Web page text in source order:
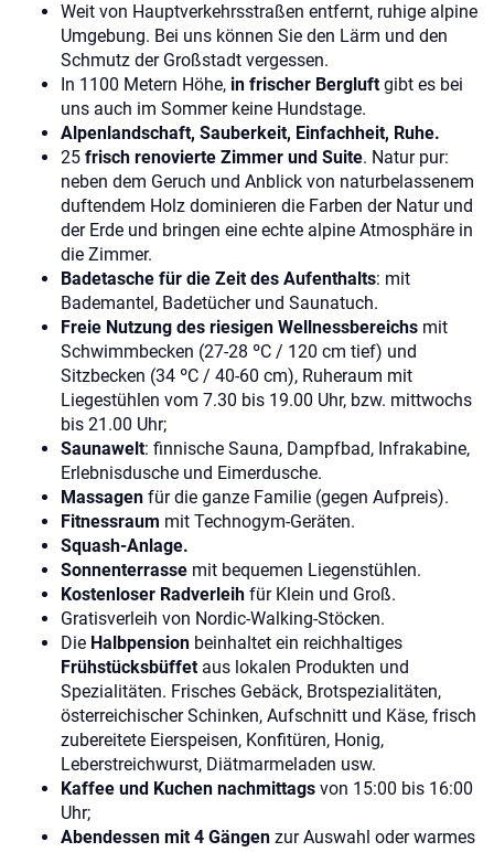
Weit von Hauptverkehrsstraßen entfernt, ruhige alpine
Umgebung. Bei uns können Sie den Lärm und den
Schmutz der Großstadt vergessen.
In 1100 Metern Höhe, in frischer Bergluftgibt es bei
uns auch im Sommer keine Hundstage.
Alpenlandschaft, Sauberkeit, Einfachheit, Ruhe.
25 frisch renovierte Zimmer und Suite. Natur pur:
neben dem Geruch und Anblick von naturbelassenem
duftendem Holz dominieren die Farben der Natur und
der Erde und bringen eine echte alpine Atmosphäre in
die Zimmer.
Badetasche für die Zeit des Aufenthalts: mit
Bademantel, Badetücher und Saunatuch.
Freie Nutzung des riesigen Wellnessbereichs mit
Schwimmbecken (27-28 ºC / 120 cm tief) und
Sitzbecken (34 ºC / 40-60 cm), Ruheraum mit
Liegestühlen vom 7.30 bis 19.00 Uhr, bzw. mittwochs
bis 21.00 Uhr;
Saunawelt: finnische Sauna, Dampfbad, Infrakabine,
Erlebnisdusche und Eimerdusche.
Massagen für die ganze Familie (gegen Aufpreis).
Fitnessraum mit Technogym-Geräten.
Squash-Anlage.
Sonnenterrasse mit bequemen Liegenstühlen.
Kostenloser Radverleih für Klein und Groß.
Gratisverleih von Nordic-Walking-Stöcken.
Die Halbpension beinhaltet ein reichhaltiges
Frühstücksbüffetaus lokalen Produkten und
Spezialitäten. Frisches Gebäck, Brotspezialitäten,
österreichischer Schinken, Aufschnitt und Käse, frisch
zubereitete Eierspeisen, Konfitüren, Honig,
Leberstreichwurst, Diätmarmeladen usw.
Kaffee und Kuchen nachmittags von 15:00 bis 16:00
Uhr;
Abendessen mit 4 Gängen zur Auswahl oder warmes